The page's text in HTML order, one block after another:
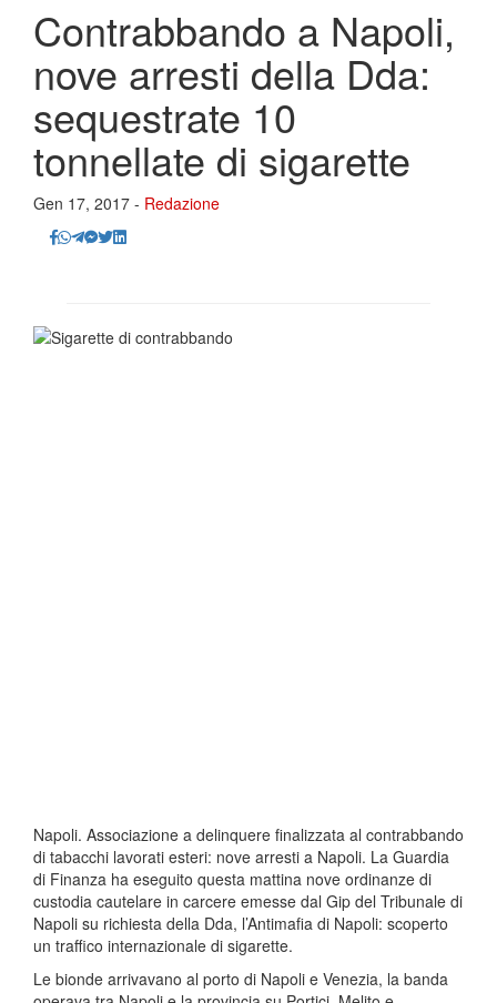
Contrabbando a Napoli,
nove arresti della Dda:
sequestrate 10
tonnellate di sigarette
Gen 17, 2017 - Redazione
Napoli. Associazione a delinquere finalizzata al contrabbando
di tabacchi lavorati esteri: nove arresti a Napoli. La Guardia
di Finanza ha eseguito questa mattina nove ordinanze di
custodia cautelare in carcere emesse dal Gip del Tribunale di
Napoli su richiesta della Dda, l’Antimafia di Napoli: scoperto
un traffico internazionale di sigarette.
Le bionde arrivavano al porto di Napoli e Venezia, la banda